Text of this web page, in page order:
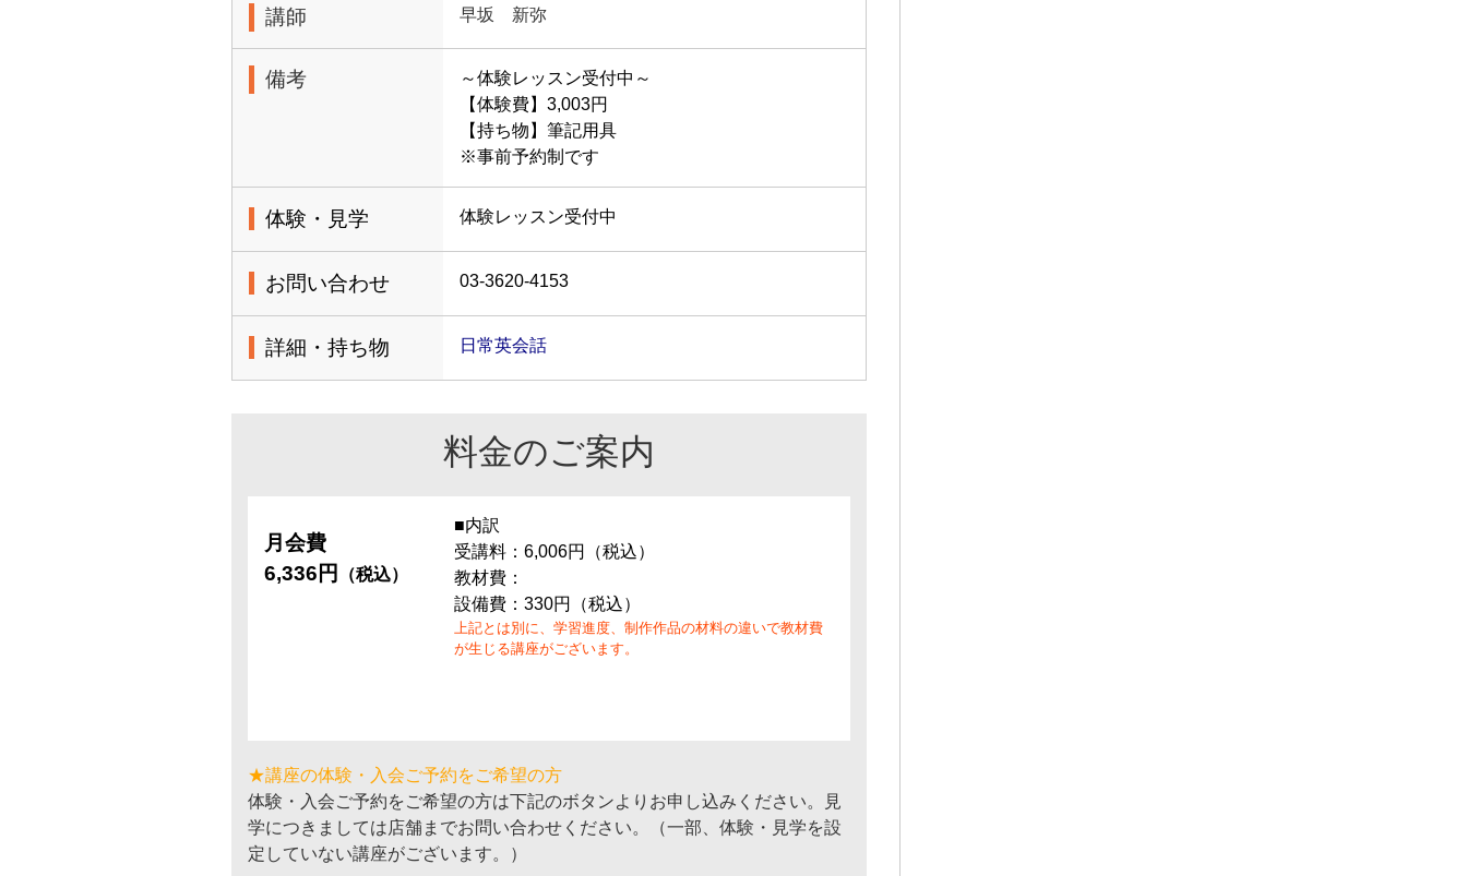
講師 早坂 新弥
備考
～体験レッスン受付中～
【体験費】3,003円
【持ち物】筆記用具
※事前予約制です
体験・見学 体験レッスン受付中
お問い合わせ 03-3620-4153
詳細・持ち物 日常英会話
料金のご案内
月会費
6,336円
（税込）
■内訳
受講料：6,006円（税込）
教材費：
設備費：330円（税込）
上記とは別に、学習進度、制作作品の材料の違いで教材費
が生じる講座がございます。
★講座の体験・入会ご予約をご希望の方
体験・入会ご予約をご希望の方は下記のボタンよりお申し込みください。見
学につきましては店舗までお問い合わせください。（一部、体験・見学を設
定していない講座がございます。）